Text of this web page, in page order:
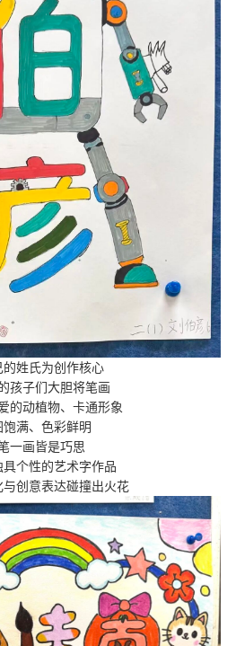
的姓氏为创作核心
孩子们大胆将笔画
的动植物、卡通形象
饱满、色彩鲜明
一画皆是巧思
具个性的艺术字作品
与创意表达碰撞出火花